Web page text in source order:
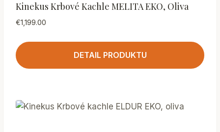
Kinekus Krbové Kachle MELITA EKO, Oliva
€1,199.00
DETAIL PRODUKTU